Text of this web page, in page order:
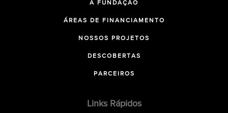
A FUNDAÇÃO
ÁREAS DE FINANCIAMENTO
NOSSOS PROJETOS
DESCOBERTAS
PARCEIROS
Links Rápidos